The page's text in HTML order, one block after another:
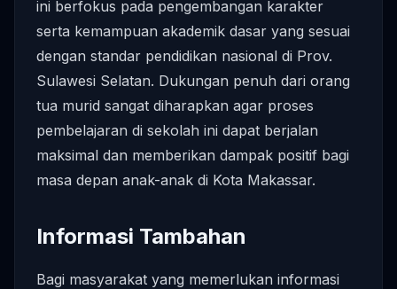
ini berfokus pada pengembangan karakter
serta kemampuan akademik dasar yang sesuai
dengan standar pendidikan nasional di Prov.
Sulawesi Selatan. Dukungan penuh dari orang
tua murid sangat diharapkan agar proses
pembelajaran di sekolah ini dapat berjalan
maksimal dan memberikan dampak positif bagi
masa depan anak-anak di Kota Makassar.
Informasi Tambahan
Bagi masyarakat yang memerlukan informasi